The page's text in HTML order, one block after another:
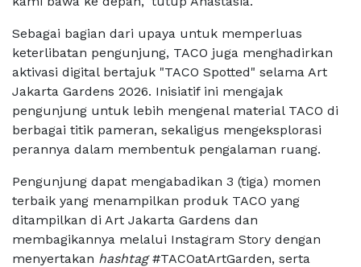
Sebagai bagian dari upaya untuk memperluas
keterlibatan pengunjung, TACO juga menghadirkan
aktivasi digital bertajuk "TACO Spotted" selama Art
Jakarta Gardens 2026. Inisiatif ini mengajak
pengunjung untuk lebih mengenal material TACO di
berbagai titik pameran, sekaligus mengeksplorasi
perannya dalam membentuk pengalaman ruang.
Pengunjung dapat mengabadikan 3 (tiga) momen
terbaik yang menampilkan produk TACO yang
ditampilkan di Art Jakarta Gardens dan
membagikannya melalui Instagram Story dengan
menyertakan hashtag#TACOatArtGarden, serta